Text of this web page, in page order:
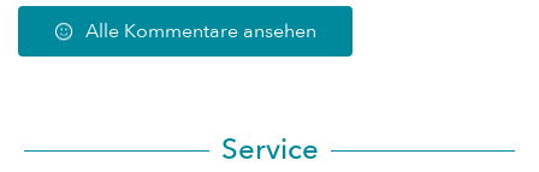
Alle Kommentare ansehen
Service